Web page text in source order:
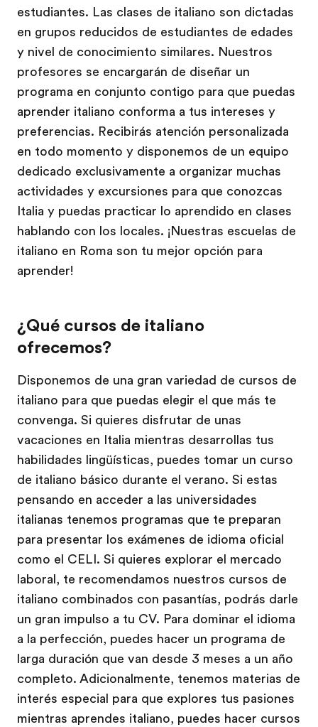
estudiantes. Las clases de italiano son dictadas
en grupos reducidos de estudiantes de edades
y nivel de conocimiento similares. Nuestros
profesores se encargarán de diseñar un
programa en conjunto contigo para que puedas
aprender italiano conforma a tus intereses y
preferencias. Recibirás atención personalizada
en todo momento y disponemos de un equipo
dedicado exclusivamente a organizar muchas
actividades y excursiones para que conozcas
Italia y puedas practicar lo aprendido en clases
hablando con los locales. ¡Nuestras escuelas de
italiano en Roma son tu mejor opción para
aprender!
¿Qué cursos de italiano
ofrecemos?
Disponemos de una gran variedad de cursos de
italiano para que puedas elegir el que más te
convenga. Si quieres disfrutar de unas
vacaciones en Italia mientras desarrollas tus
habilidades lingüísticas, puedes tomar un curso
de italiano básico durante el verano. Si estas
pensando en acceder a las universidades
italianas tenemos programas que te preparan
para presentar los exámenes de idioma oficial
como el CELI. Si quieres explorar el mercado
laboral, te recomendamos nuestros cursos de
italiano combinados con pasantías, podrás darle
un gran impulso a tu CV. Para dominar el idioma
a la perfección, puedes hacer un programa de
larga duración que van desde 3 meses a un año
completo. Adicionalmente, tenemos materias de
interés especial para que explores tus pasiones
mientras aprendes italiano, puedes hacer cursos